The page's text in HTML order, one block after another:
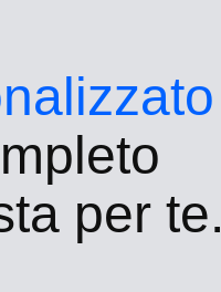
per te.